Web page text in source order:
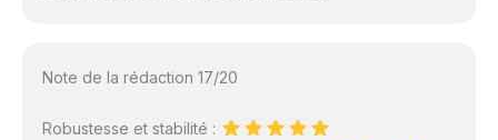
Note de la rédaction 17/20
Robustesse et stabilité :